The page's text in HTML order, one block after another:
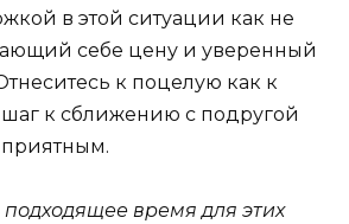
в этой ситуации как не
себе цену и уверенный
к поцелую как к
к сближению с подругой
время для этих